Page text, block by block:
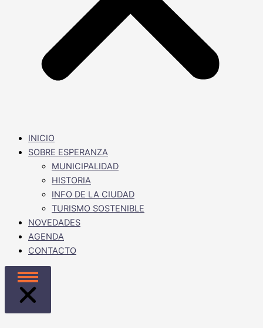
INICIO
SOBRE ESPERANZA
MUNICIPALIDAD
HISTORIA
INFO DE LA CIUDAD
TURISMO SOSTENIBLE
NOVEDADES
AGENDA
CONTACTO